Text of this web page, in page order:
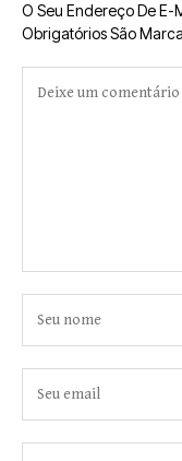
O Seu Endereço De E-
Obrigatórios São